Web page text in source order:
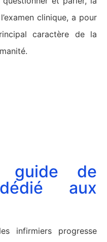
clinique, a pour
caractère de la
guide de
aux
infirmiers progresse